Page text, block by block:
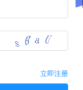
立即注册